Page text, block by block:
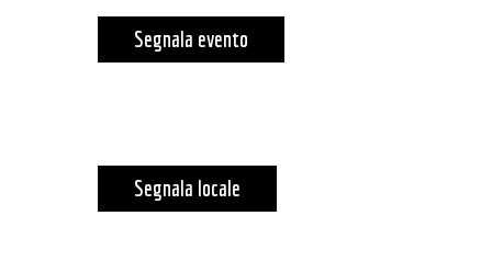
Segnala evento
Segnala locale